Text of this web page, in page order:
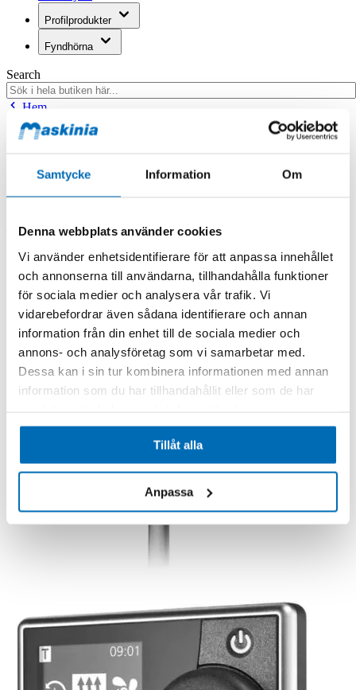
Samtycke Information Om
Denna webbplats använder cookies
Vi använder enhetsidentifierare för att anpassa innehållet
och annonserna till användarna, tillhandahålla funktioner
för sociala medier och analysera vår trafik. Vi
vidarebefordrar även sådana identifierare och annan
information från din enhet till de sociala medier och
annons- och analysföretag som vi samarbetar med.
Dessa kan i sin tur kombinera informationen med annan
information som du har tillhandahållit eller som de har
Tillåt alla
Anpassa
Profilprodukter
Fyndhörna
Search
Hem
Hem
Produkten finns i följande kategorier:
Tidur 12-24V Multicontrol Hd